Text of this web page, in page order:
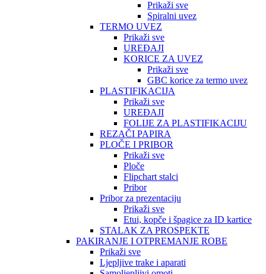
Prikaži sve
Spiralni uvez
TERMO UVEZ
Prikaži sve
UREĐAJI
KORICE ZA UVEZ
Prikaži sve
GBC korice za termo uvez
PLASTIFIKACIJA
Prikaži sve
UREĐAJI
FOLIJE ZA PLASTIFIKACIJU
REZAČI PAPIRA
PLOČE I PRIBOR
Prikaži sve
Ploče
Flipchart stalci
Pribor
Pribor za prezentaciju
Prikaži sve
Etui, kopče i špagice za ID kartice
STALAK ZA PROSPEKTE
PAKIRANJE I OTPREMANJE ROBE
Prikaži sve
Ljepljive trake i aparati